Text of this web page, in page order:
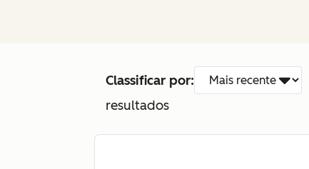
Classificar por:
resultados